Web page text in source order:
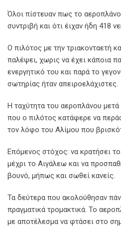
Όλοι πίστευαν πως το
συντριβή και ότι έιχαν ήδη 418
Ο πιλότος με την τριακονταετή
παλέψει, χωρις να έχει κάποια
ενεργητικό του και παρά το
σωτηρίας ήταν απειροελάχιστες.
Η ταχύτητα του αεροπλάνου
που ο πιλότος κατάφερε να
τον λόφο του Αλίμου που
Επόμενος στόχος: να κρατήσει
μέχρι το Αιγάλεω και να
βουνό, μήπως και σωθεί κανείς.
Τα δεύτερα που ακολούθησαν
πραγματικά τρομακτικά. Το
με αποτέλεσμα να φτάσει στο